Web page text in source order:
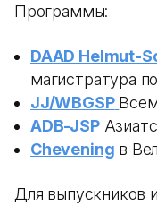
Программы:
DAAD Helmut-
магистратура
JJ/WBGSP
ADB-JSP
Chevening в
Для выпускников